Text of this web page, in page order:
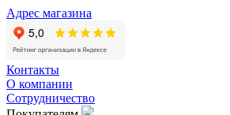
Адрес магазина
Контакты
О компании
Сотрудничество